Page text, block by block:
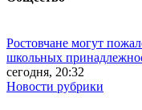
Ростовчане могут
школьных
сегодня, 20:32
Новости рубрики